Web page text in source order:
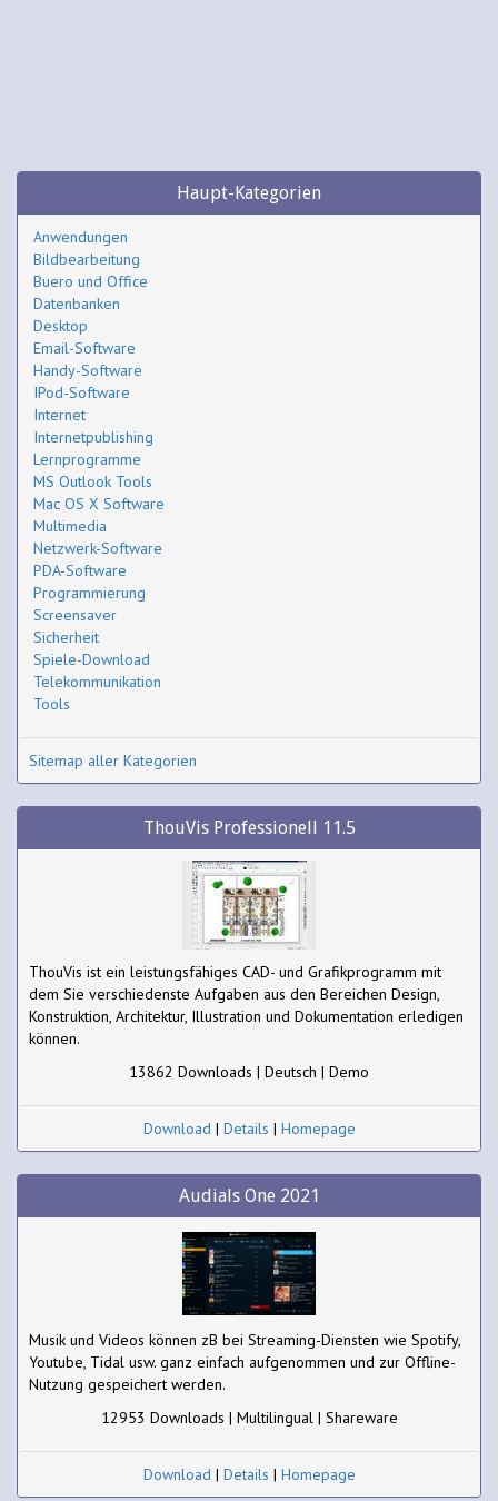
Haupt-Kategorien
Anwendungen
Bildbearbeitung
Buero und Office
Datenbanken
Desktop
Email-Software
Handy-Software
IPod-Software
Internet
Internetpublishing
Lernprogramme
MS Outlook Tools
Mac OS X Software
Multimedia
Netzwerk-Software
PDA-Software
Programmierung
Screensaver
Sicherheit
Spiele-Download
Telekommunikation
Tools
Sitemap aller Kategorien
ThouVis Professionell 11.5
ThouVis ist ein leistungsfähiges CAD- und Grafikprogramm mit
dem Sie verschiedenste Aufgaben aus den Bereichen Design,
Konstruktion, Architektur, Illustration und Dokumentation erledigen
können.
13862 Downloads | Deutsch | Demo
Download | Details | Homepage
Audials One 2021
Musik und Videos können zB bei Streaming-Diensten wie Spotify,
Youtube, Tidal usw. ganz einfach aufgenommen und zur Offline-
Nutzung gespeichert werden.
12953 Downloads | Multilingual | Shareware
Download | Details | Homepage